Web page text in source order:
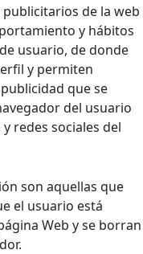
de la web
y hábitos
usuario, de donde
y permiten
que se
del usuario
redes sociales del
son aquellas que
el usuario está
Web y se borran